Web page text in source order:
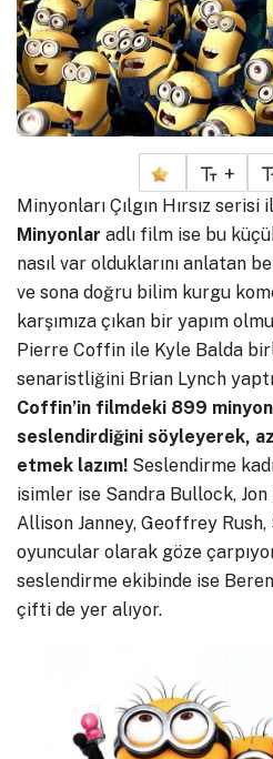
+
Minyonları Çılgın Hırsız
Minyonlar adlı film ise bu
nasıl var olduklarını anlatan
ve sona doğru bilim kurgu
karşımıza çıkan bir yapım
Pierre Coffin ile Kyle Balda
senaristliğini Brian Lynch
Coffin’in filmdeki 899
seslendirdiğini söyleyerek,
etmek lazım! Seslendirme
isimler ise Sandra Bullock,
Allison Janney, Geoffrey Rush,
oyuncular olarak göze
seslendirme ekibinde ise
çifti de yer alıyor.